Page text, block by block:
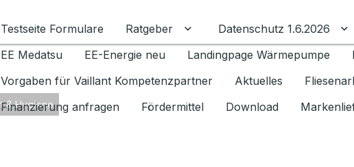
Testseite Formulare
Ratgeber Untermenü für Ratgeber
Datenschutz 1.6.2026
EE Medatsu
EE-Energie neu Landingpage Wärmepumpe
Vorgaben für Vaillant Kompetenzpartner
Aktuelles
Finanzierung anfragen
Fördermittel Download
& Hygiene